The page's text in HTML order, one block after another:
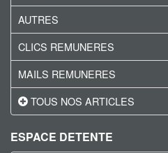
AUTRES
CLICS REMUNERES
MAILS REMUNERES
TOUS NOS ARTICLES
ESPACE DETENTE